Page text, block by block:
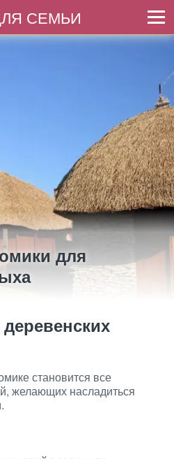
СЕМЬИ
для
становится все
желающих насладиться